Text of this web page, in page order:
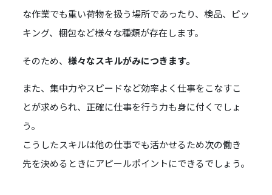
な作業でも重い荷物を扱う場所であったり、検品、ピッ
キング、梱包など様々な種類が存在します。
そのため、 様々なスキルがみにつきます。
また、集中力やスピードなど効率よく仕事をこなすこ
とが求められ、正確に仕事を行う力も身に付くでしょ
う。
こうしたスキルは他の仕事でも活かせるため次の働き
先を決めるときにアピールポイントにできるでしょう。